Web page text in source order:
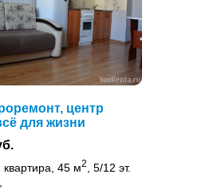
центр
для жизни
квартира, 45 м2
, 5/12 эт.